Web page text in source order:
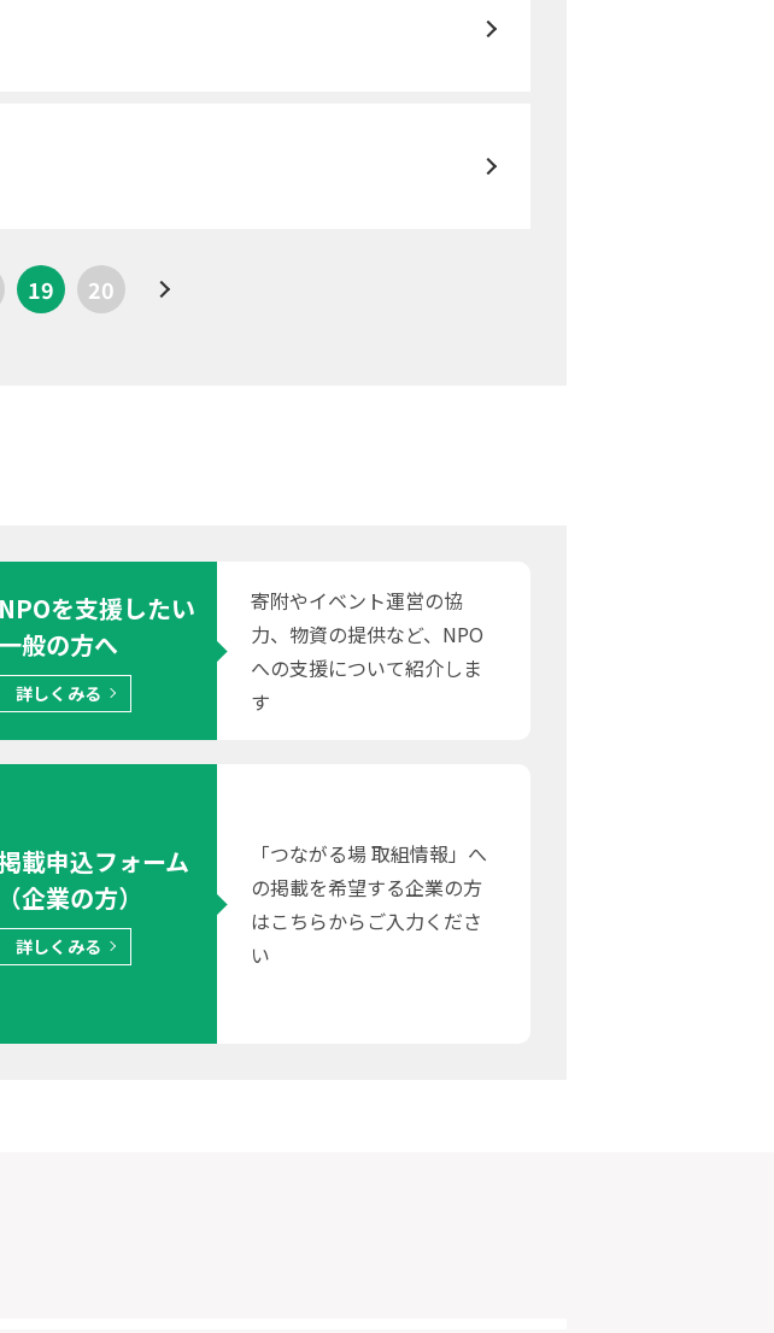
19 20
NPOを支援したい
一般の方へ
詳しくみる
寄附やイベント運営の協
力、物資の提供など、NPO
への支援について紹介しま
す
載申込フォーム
（企業の方）
詳しくみる
「つながる場 取組情報」へ
の掲載を希望する企業の方
はこちらからご入力くださ
い